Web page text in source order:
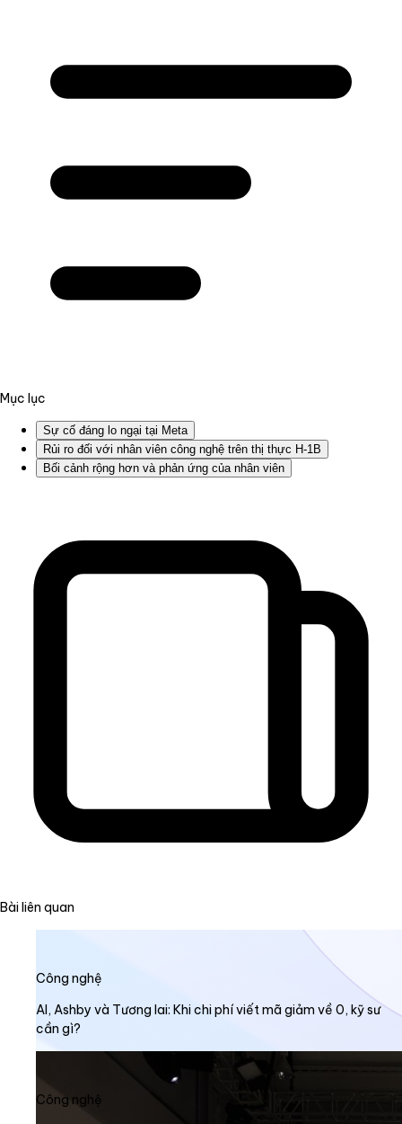
Mục lục
Sự cố đáng lo ngại tại Meta
Rủi ro đối với nhân viên công nghệ trên thị thực H-1B
Bối cảnh rộng hơn và phản ứng của nhân viên
Bài liên quan
Công nghệ
AI, Ashby và Tương lai: Khi chi phí viết mã giảm về 0, kỹ sư
cần gì?
Công nghệ